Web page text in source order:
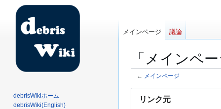
「メインペ
← メインページ
リンク元
メインページ 議論
debrisWikiホーム
debrisWiki(English)